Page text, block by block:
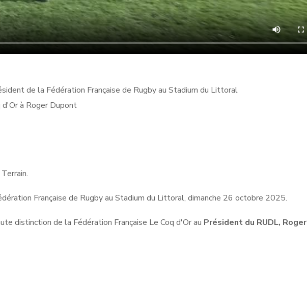
de la Fédération Française de Rugby au Stadium du Littoral
à Roger Dupont
Française de Rugby au Stadium du Littoral, dimanche 26 octobre 2025.
distinction de la Fédération Française Le Coq d'Or au Président du RUDL, Roger